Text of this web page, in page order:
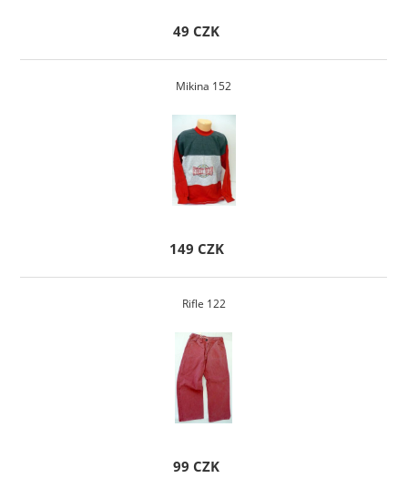
49 CZK
Mikina 152
149 CZK
Rifle 122
99 CZK